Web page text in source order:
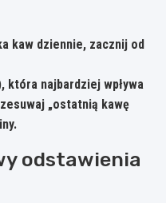
kaw dziennie, zacznij od
która najbardziej wpływa
„ostatnią kawę
odstawienia